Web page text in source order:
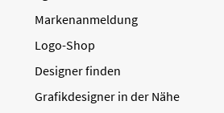
Markenanmeldung
Logo-Shop
Designer finden
Grafikdesigner in der Nähe